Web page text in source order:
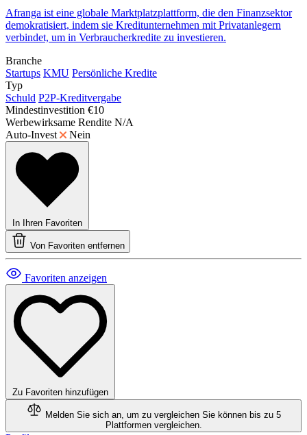
Afranga ist eine globale Marktplatzplattform, die den Finanzsektor
demokratisiert, indem sie Kreditunternehmen mit Privatanlegern
verbindet, um in Verbraucherkredite zu investieren.
Branche
Startups KMU Persönliche Kredite
Typ
Schuld P2P-Kreditvergabe
Mindestinvestition €10
Werbewirksame Rendite N/A
Auto-Invest
Nein
In Ihren Favoriten
Von Favoriten entfernen
Favoriten anzeigen
Zu Favoriten hinzufügen
Melden Sie sich an, um zu vergleichen Sie können bis zu 5
Plattformen vergleichen.